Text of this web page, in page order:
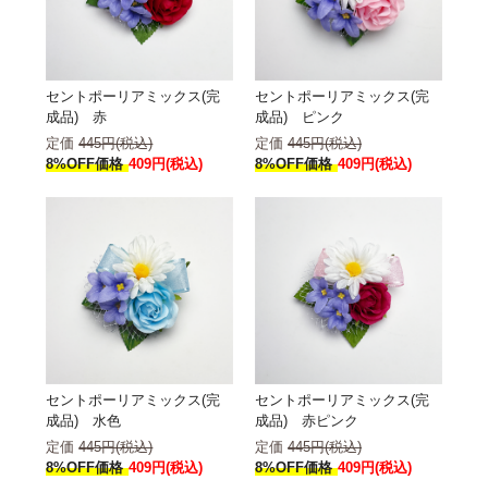
セントポーリアミックス(完
成品) 赤
定価445円(税込)
8%OFF価格 409円(税込)
セントポーリアミックス(完
成品) ピンク
定価 445円(税込)
8%OFF価格 409円(税込)
セントポーリアミックス(完
成品) 水色
定価445円(税込)
8%OFF価格 409円(税込)
セントポーリアミックス(完
成品) 赤ピンク
定価 445円(税込)
8%OFF価格 409円(税込)